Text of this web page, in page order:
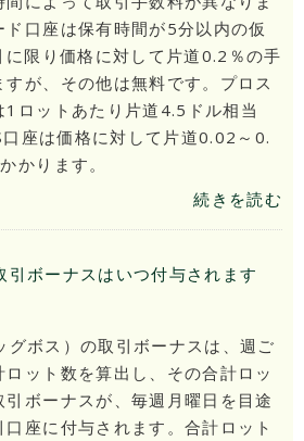
ド口座は保有時間が5分以内の仮
に限り価格に対して片道0.2％の手
が、その他は無料です。プロス
1ロットあたり片道4.5ドル相当
座は価格に対して片道0.02～0.
かります。
続きを読む
ボーナスはいつ付与されます
ボス）の取引ボーナスは、週ご
ロット数を算出し、その合計ロッ
引ボーナスが、毎週月曜日を目途
座に付与されます。合計ロット